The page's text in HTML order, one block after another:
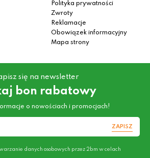
Polityka prywatności
Zwroty
Reklamacje
Obowiązek informacyjny
Mapa strony
się na newsletter
bon rabatowy
o nowościach i promocjach!
ZAPISZ
danych osobowych przez 2bm w celach